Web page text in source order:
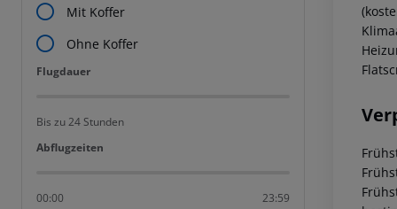
Mit Koffer
Ohne Koffer
Flugdauer
Flugdauer
Bis zu 24 Stunden
Abflugzeiten
Abflugzeiten
00:00 23:59